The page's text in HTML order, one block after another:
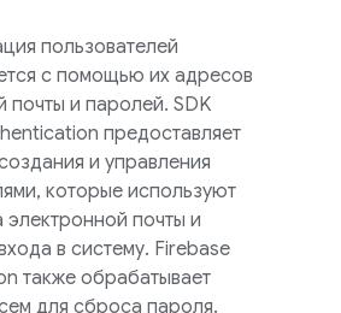
пользователей
с помощью их адресов
почты и паролей. SDK
предоставляет
и управления
которые используют
почты и
в систему. Firebase
также обрабатывает
для сброса пароля.